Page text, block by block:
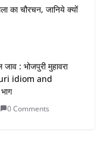
का चौरचन, जानिये क्यों
: भोजपुरी मुहावरा
idiom and
0 Comments